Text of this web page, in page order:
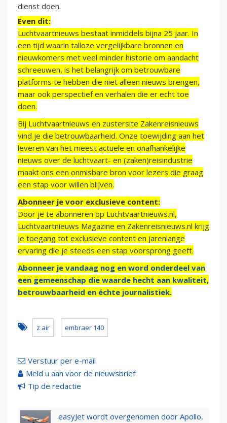
dienst doen.
Even dit:
Luchtvaartnieuws bestaat inmiddels bijna 25 jaar. In
een tijd waarin talloze vergelijkbare bronnen en
nieuwkomers met veel minder historie om aandacht
schreeuwen, is het belangrijk om betrouwbare
platforms te hebben die niet alleen nieuws brengen,
maar ook perspectief en verhalen die er echt toe
doen.
Bij Luchtvaartnieuws en zustersite Zakenreisnieuws
vind je die betrouwbaarheid. Onze toewijding aan het
leveren van het meest actuele en onafhankelijke
nieuws over de luchtvaart- en (zaken)reisindustrie
maakt ons een onmisbare bron voor lezers die graag
een stap voor willen blijven.
Abonneer je voor exclusieve content:
Door je te abonneren op Luchtvaartnieuws.nl,
Luchtvaartnieuws Magazine en Zakenreisnieuws.nl krijg
je toegang tot exclusieve content en jarenlange
ervaring die je steeds een stap voorsprong geeft.
Abonneer je vandaag nog en word onderdeel van
een gemeenschap die waarde hecht aan kwaliteit,
betrouwbaarheid en échte journalistiek.
z air embraer 140
Verstuur per e-mail
Meld u aan voor de nieuwsbrief
Tip de redactie
easyJet wordt overgenomen door Apollo,